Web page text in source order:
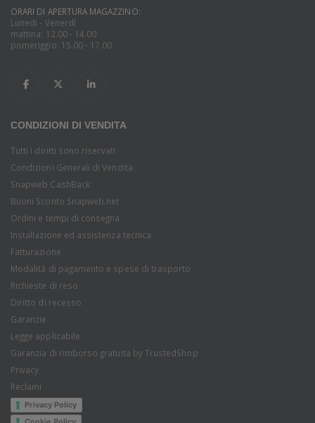
ORARI DI APERTURA MAGAZZINO:
Lunedi - Venerdì
mattina: 12.00 - 14.00
pomeriggio: 15.00 - 17.00
CONDIZIONI DI VENDITA
Tutti i diritti sono riservati
Condizioni Generali di Vendita
Snapweb CashBack
Buoni Sconto Snapweb.net
Ordini e tempi di consegna
Installazione ed assistenza tecnica
Fatturazione
Modalità di pagamento e spese di trasporto
Richieste di reso
Diritto di recesso
Garanzie
Legge applicabile
Garanzia di rimborso gratuita by TrustedShop
Privacy
Reclami
Privacy Policy